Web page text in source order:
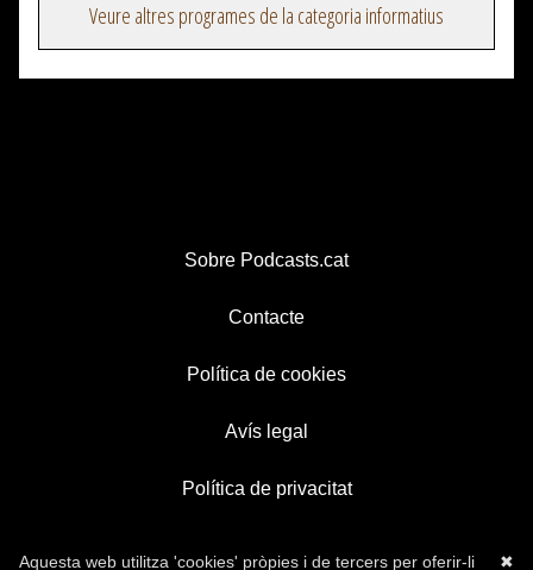
Veure altres programes de la categoria informatius
Sobre Podcasts.cat
Contacte
Política de cookies
Avís legal
Política de privacitat
✖
Aquesta web utilitza 'cookies' pròpies i de tercers per oferir-li